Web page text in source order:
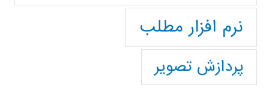
نرم افزار مطلب
پردازش تصویر